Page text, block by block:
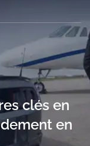
clés en
en